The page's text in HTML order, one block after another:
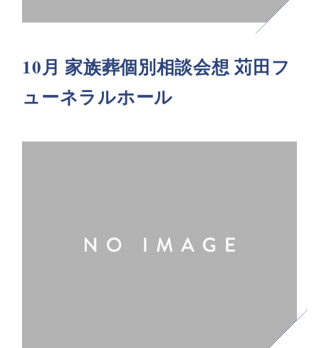
10月 家族葬個別相談会想 苅田フ
ューネラルホール